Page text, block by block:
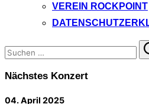
VEREIN ROCKPOINT
Suchen
nach:
Nächstes Konzert
04. April 2025